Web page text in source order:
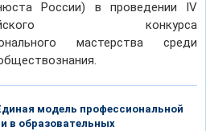
России) в проведении IV
конкурса
мастерства среди
модель профессиональной
в образовательных